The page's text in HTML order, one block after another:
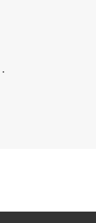
.